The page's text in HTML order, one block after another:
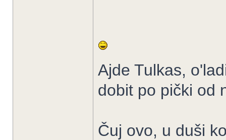
Ajde Tulkas,
dobit po pički od
Čuj ovo, u duši